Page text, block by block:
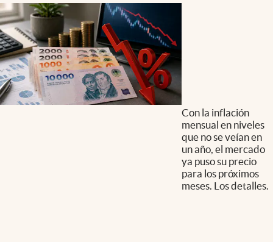
Con la inflación
mensual en niveles
que no se veían en
un año, el mercado
ya puso su precio
para los próximos
meses. Los detalles.